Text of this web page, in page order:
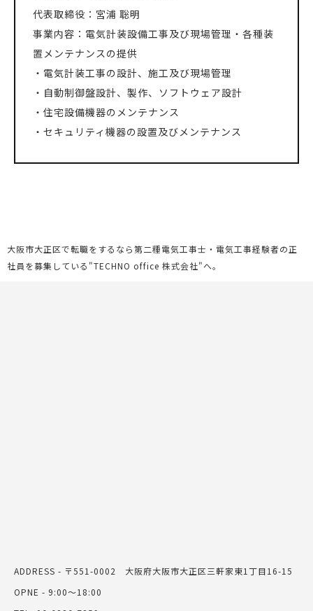
代表取締役：宮浦 聡明
事業内容：電気計装設備工事及び現場管理・各種装
置メンテナンスの提供
・電気計装工事の設計、施工及び現場管理
・自動制御盤設計、製作、ソフトウェア設計
・住宅設備機器のメンテナンス
・セキュリティ機器の設置及びメンテナンス
大阪市大正区で転職をするなら第二種電気工事士・電気工事経験者の正
社員を募集している"TECHNO office 株式会社"へ。
ADDRESS - 〒551-0002 大阪府大阪市大正区三軒家東1丁目16-15
OPNE - 9:00～18:00